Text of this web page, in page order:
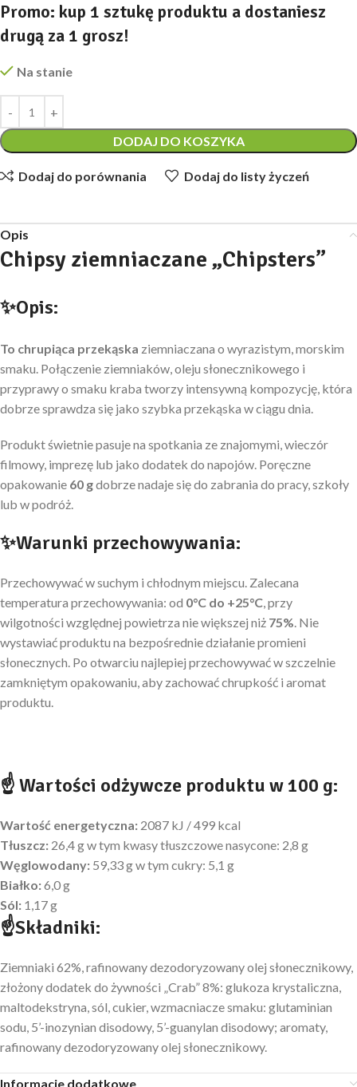
Promo: kup 1 sztukę produktu a dostaniesz
drugą za 1 grosz!
Na stanie
DODAJ DO KOSZYKA
Dodaj do porównania Dodaj do listy życzeń
Opis
Chipsy ziemniaczane „Chipsters”
✨Opis:
To chrupiąca przekąska ziemniaczana o wyrazistym, morskim
smaku. Połączenie ziemniaków, oleju słonecznikowego i
przyprawy o smaku kraba tworzy intensywną kompozycję, która
dobrze sprawdza się jako szybka przekąska w ciągu dnia.
Produkt świetnie pasuje na spotkania ze znajomymi, wieczór
filmowy, imprezę lub jako dodatek do napojów. Poręczne
opakowanie 60 gdobrze nadaje się do zabrania do pracy, szkoły
lub w podróż.
✨Warunki przechowywania:
Przechowywać w suchym i chłodnym miejscu. Zalecana
temperatura przechowywania: od 0°C do +25°C, przy
wilgotności względnej powietrza nie większej niż 75%. Nie
wystawiać produktu na bezpośrednie działanie promieni
słonecznych. Po otwarciu najlepiej przechowywać w szczelnie
zamkniętym opakowaniu, aby zachować chrupkość i aromat
produktu.
☝ Wartości odżywcze produktu w 100 g:
Wartość energetyczna: 2087 kJ / 499 kcal
Tłuszcz: 26,4 g w tym kwasy tłuszczowe nasycone: 2,8 g
Węglowodany: 59,33 g w tym cukry: 5,1 g
Białko:6,0 g
Sól: 1,17 g
☝Składniki:
Ziemniaki 62%, rafinowany dezodoryzowany olej słonecznikowy,
złożony dodatek do żywności „Crab” 8%: glukoza krystaliczna,
maltodekstryna, sól, cukier, wzmacniacze smaku: glutaminian
sodu, 5’-inozynian disodowy, 5’-guanylan disodowy; aromaty,
rafinowany dezodoryzowany olej słonecznikowy.
Informacje dodatkowe